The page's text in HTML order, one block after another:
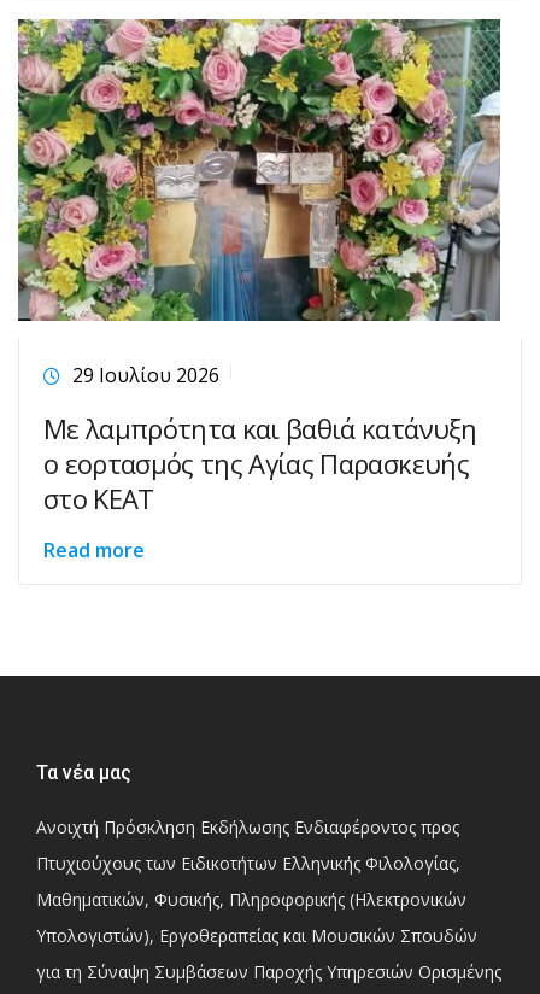
29 Ιουλίου 2026
Με λαμπρότητα και βαθιά κατάνυξη
ο εορτασμός της Αγίας Παρασκευής
στο ΚΕΑΤ
Read more
Τα νέα μας
Ανοιχτή Πρόσκληση Εκδήλωσης Ενδιαφέροντος προς
Πτυχιούχους των Ειδικοτήτων Ελληνικής Φιλολογίας,
Μαθηματικών, Φυσικής, Πληροφορικής (Ηλεκτρονικών
Υπολογιστών), Εργοθεραπείας και Μουσικών Σπουδών
για τη Σύναψη Συμβάσεων Παροχής Υπηρεσιών Ορισμένης